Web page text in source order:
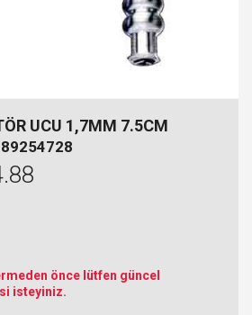
UCU 1,7MM 7.5CM
önce lütfen güncel
isteyiniz.